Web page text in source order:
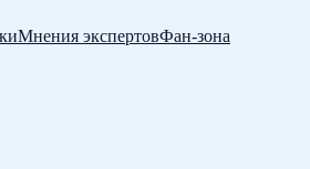
Мнения экспертовФан-зона